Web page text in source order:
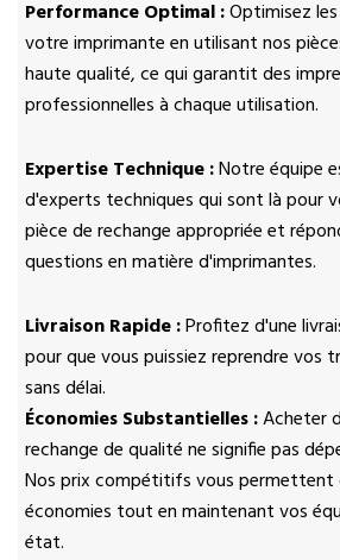
Performance Optimal :Optimisez
votre imprimante en utilisant nos
haute qualité, ce qui garantit des
professionnelles à chaque utilisation.
Expertise Technique :Notre équipe
d'experts techniques qui sont là pour
pièce de rechange appropriée et
questions en matière d'imprimantes.
Livraison Rapide :Profitez d'une
pour que vous puissiez reprendre vos
sans délai.
Économies Substantielles :Acheter
rechange de qualité ne signifie pas
Nos prix compétitifs vous permettent
économies tout en maintenant vos
état.